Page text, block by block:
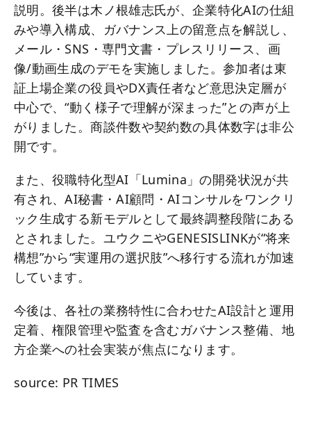
説明。後半は木ノ根雄志氏が、企業特化AIの仕組
みや導入構成、ガバナンス上の留意点を解説し、
メール・SNS・専門文書・プレスリリース、画
像/動画生成のデモを実施しました。参加者は東
証上場企業の役員やDX責任者など意思決定層が
中心で、“動く様子で理解が深まった”との声が上
がりました。商談件数や契約数の具体数字は非公
開です。
また、役職特化型AI「Lumina」の開発状況が共
有され、AI秘書・AI顧問・AIコンサルをワンクリ
ック生成する新モデルとして最終調整段階にある
とされました。ユウクニやGENESISLINKが“将来
構想”から“実運用の選択肢”へ移行する流れが加速
しています。
今後は、各社の業務特性に合わせたAI設計と運用
定着、権限管理や監査を含むガバナンス整備、地
方企業への社会実装が焦点になります。
source: PR TIMES